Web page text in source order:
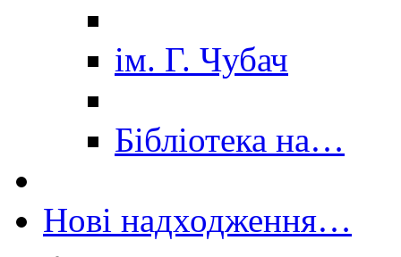
ім. Г. Чубач
Бібліотека на…
Нові надходження…